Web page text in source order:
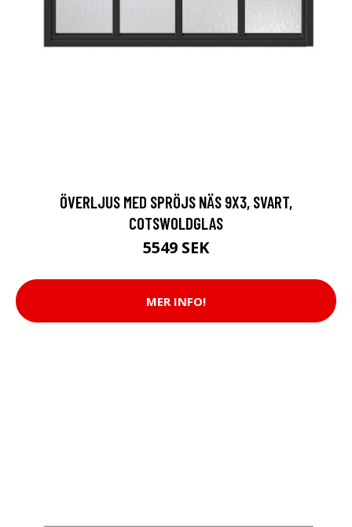
ÖVERLJUS MED SPRÖJS NÄS 9X3, SVART,
COTSWOLDGLAS
5549 SEK
MER INFO!